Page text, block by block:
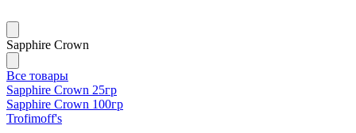
Sapphire Crown
Все товары
Sapphire Crown 25гр
Sapphire Crown 100гр
Trofimoff's